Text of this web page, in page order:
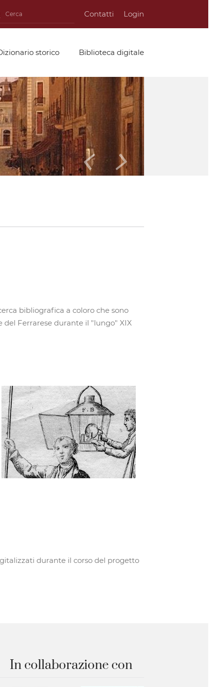
Contatti Login
storico Biblioteca digitale
bibliografica a coloro che sono
del Ferrarese durante il "lungo" XIX
durante il corso del progetto
In collaborazione con